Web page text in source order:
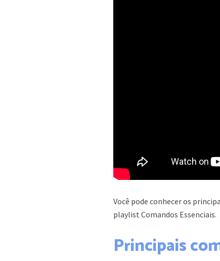
Você pode conhecer os
playlist Comandos Essenciais.
Principais